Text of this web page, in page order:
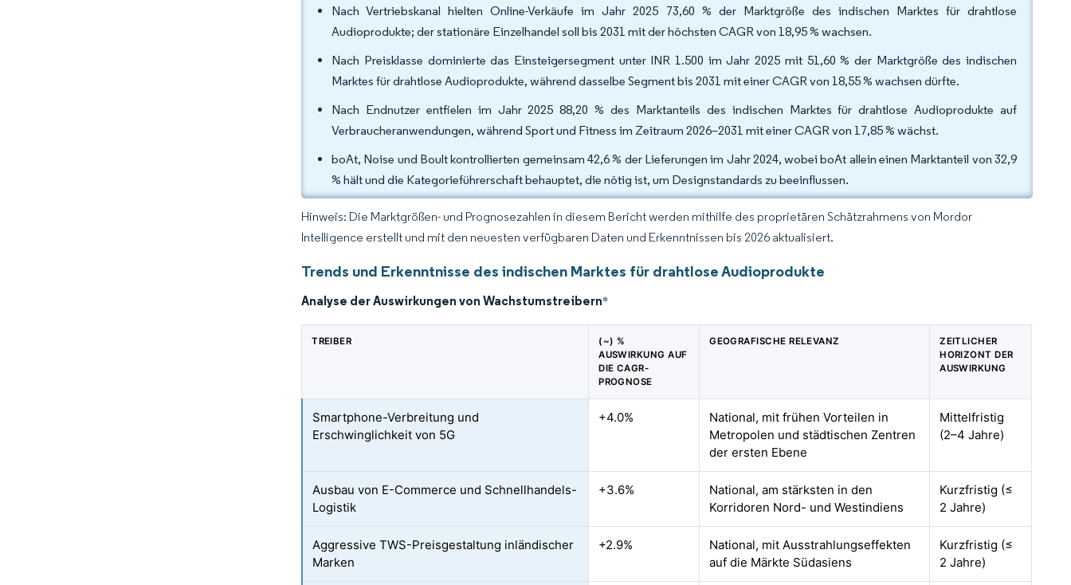
Nach Vertriebskanal hielten Online-Verkäufe im Jahr 2025 73,60 % der Marktgröße des indischen Marktes für drahtlose
Audioprodukte; der stationäre Einzelhandel soll bis 2031 mit der höchsten CAGR von 18,95 % wachsen.
Nach Preisklasse dominierte das Einsteigersegment unter INR 1.500 im Jahr 2025 mit 51,60 % der Marktgröße des indischen
Marktes für drahtlose Audioprodukte, während dasselbe Segment bis 2031 mit einer CAGR von 18,55 % wachsen dürfte.
Nach Endnutzer entfielen im Jahr 2025 88,20 % des Marktanteils des indischen Marktes für drahtlose Audioprodukte auf
Verbraucheranwendungen, während Sport und Fitness im Zeitraum 2026–2031 mit einer CAGR von 17,85 % wächst.
boAt, Noise und Boult kontrollierten gemeinsam 42,6 % der Lieferungen im Jahr 2024, wobei boAt allein einen Marktanteil von 32,9
% hält und die Kategorieführerschaft behauptet, die nötig ist, um Designstandards zu beeinflussen.
Hinweis: Die Marktgrößen- und Prognosezahlen in diesem Bericht werden mithilfe des proprietären Schätzrahmens von Mordor
Intelligence erstellt und mit den neuesten verfügbaren Daten und Erkenntnissen bis 2026 aktualisiert.
Trends und Erkenntnisse des indischen Marktes für drahtlose Audioprodukte
Analyse der Auswirkungen von Wachstumstreibern*
TREIBER
(~) %
AUSWIRKUNG AUF
DIE CAGR-
PROGNOSE
GEOGRAFISCHE RELEVANZ
ZEITLICHER
HORIZONT DER
AUSWIRKUNG
Smartphone-Verbreitung und
Erschwinglichkeit von 5G
+4.0%
National, mit frühen Vorteilen in
Metropolen und städtischen Zentren
der ersten Ebene
Mittelfristig
(2–4 Jahre)
Ausbau von E-Commerce und Schnellhandels-
Logistik
+3.6%
National, am stärksten in den
Korridoren Nord- und Westindiens
Kurzfristig (≤
2 Jahre)
Aggressive TWS-Preisgestaltung inländischer
Marken
+2.9%
National, mit Ausstrahlungseffekten
auf die Märkte Südasiens
Kurzfristig (≤
2 Jahre)